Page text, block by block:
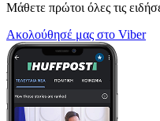
Μάθετε πρώτοι όλες τις
Ακολούθησέ μας στο Viber